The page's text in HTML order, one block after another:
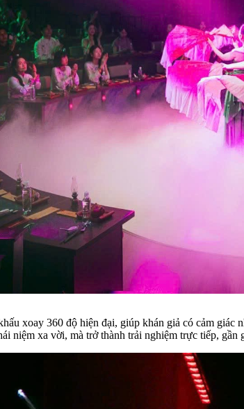
xoay 360 độ hiện đại, giúp khán giả có cảm
niệm xa vời, mà trở thành trải nghiệm trực tiếp, gần